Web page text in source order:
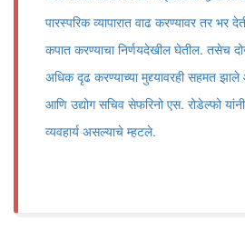
पारस्परिक व्यापारात वाढ करण्यावर तर
कपात करण्याचा निर्णयदेखील घेतील. तसेच
अधिक दृढ करण्याच्या मुद्द्यावरही सहमत झाले
आणि उद्योग सचिव सेफरिनो एस. रोडेल्फो यांनी
व्यवहार्य असल्याचे म्हटले.